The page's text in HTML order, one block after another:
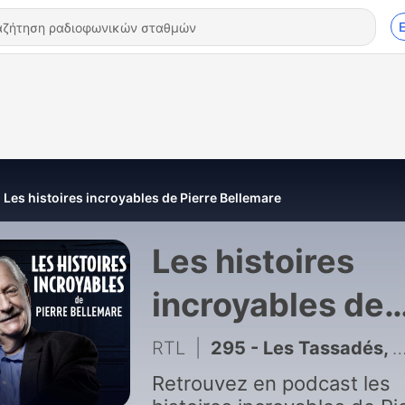
Les histoires incroyables de Pierre Bellemare
Les histoires
incroyables de
Pierre Bellemare
RTL 295 - Les Tassadés, une tribu figée dans le temps
Retrouvez en podcast les